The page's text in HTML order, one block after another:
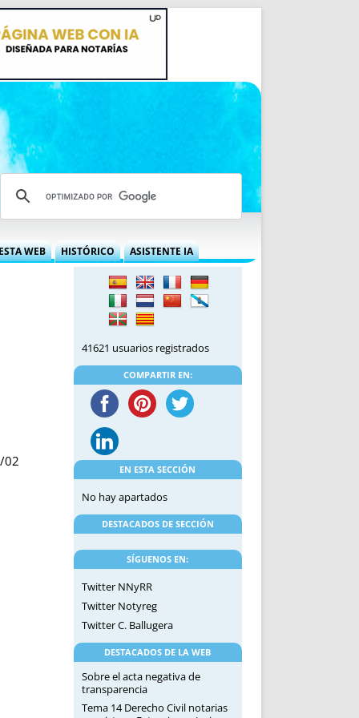
WEB
CONVENCIONES ANUALES
NUEVA ETAPA
POLÍTICA DE PRIVACIDAD
AVISO LEGAL
REPORTAR INCIDENCIA
SONRISA
ENVÍA CORREO
HISTÓRICO ASISTENTE IA
02
41621 usuarios registrados
COMPARTIR EN:
EN ESTA SECCIÓN
No hay apartados
DESTACADOS DE SECCIÓN
SÍGUENOS EN:
Twitter NNyRR
Twitter Notyreg
Twitter C. Ballugera
DESTACADOS DE LA WEB
Sobre el acta negativa de
transparencia
Tema 14 Derecho Civil notarias